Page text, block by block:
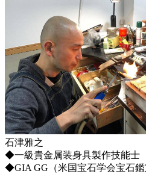
石津雅之
◆一級貴金属装身具製作技能士
◆GIA GG（米国宝石学会宝石鑑